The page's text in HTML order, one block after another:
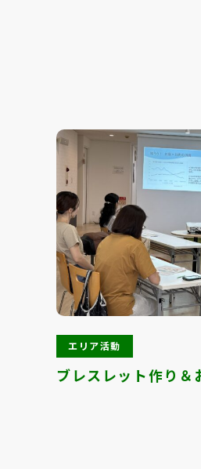
エリア活動
ブレスレット作り＆